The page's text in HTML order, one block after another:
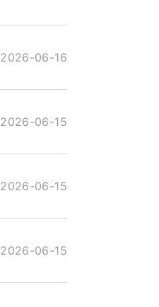
2026-06-16
2026-06-15
2026-06-15
2026-06-15